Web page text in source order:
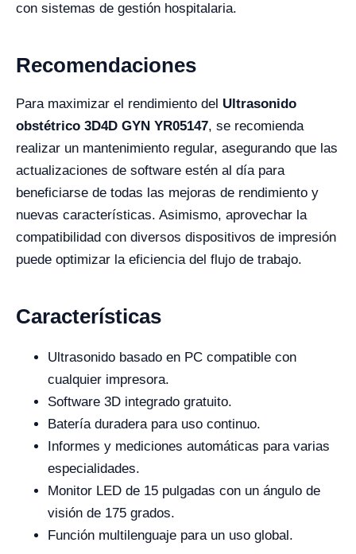
con sistemas de gestión hospitalaria.
Recomendaciones
Para maximizar el rendimiento del Ultrasonido
obstétrico 3D4D GYN YR05147, se recomienda
realizar un mantenimiento regular, asegurando que las
actualizaciones de software estén al día para
beneficiarse de todas las mejoras de rendimiento y
nuevas características. Asimismo, aprovechar la
compatibilidad con diversos dispositivos de impresión
puede optimizar la eficiencia del flujo de trabajo.
Características
Ultrasonido basado en PC compatible con
cualquier impresora.
Software 3D integrado gratuito.
Batería duradera para uso continuo.
Informes y mediciones automáticas para varias
especialidades.
Monitor LED de 15 pulgadas con un ángulo de
visión de 175 grados.
Función multilenguaje para un uso global.